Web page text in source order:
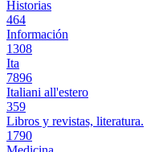
Historias
464
Información
1308
Ita
7896
Italiani all'estero
359
Libros y revistas, literatura.
1790